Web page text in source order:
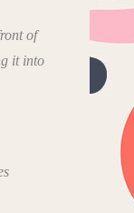
of
it into